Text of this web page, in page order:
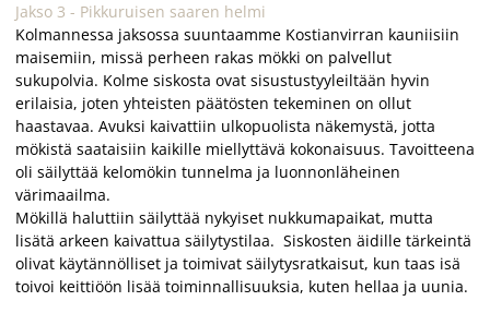
Jakso 3 - Pikkuruisen saaren helmi
Kolmannessa jaksossa suuntaamme Kostianvirran kauniisiin
maisemiin, missä perheen rakas mökki on palvellut
sukupolvia. Kolme siskosta ovat sisustustyyleiltään hyvin
erilaisia, joten yhteisten päätösten tekeminen on ollut
haastavaa. Avuksi kaivattiin ulkopuolista näkemystä, jotta
mökistä saataisiin kaikille miellyttävä kokonaisuus. Tavoitteena
oli säilyttää kelomökin tunnelma ja luonnonläheinen
värimaailma.
Mökillä haluttiin säilyttää nykyiset nukkumapaikat, mutta
lisätä arkeen kaivattua säilytystilaa. Siskosten äidille tärkeintä
olivat käytännölliset ja toimivat säilytysratkaisut, kun taas isä
toivoi keittiöön lisää toiminnallisuuksia, kuten hellaa ja uunia.